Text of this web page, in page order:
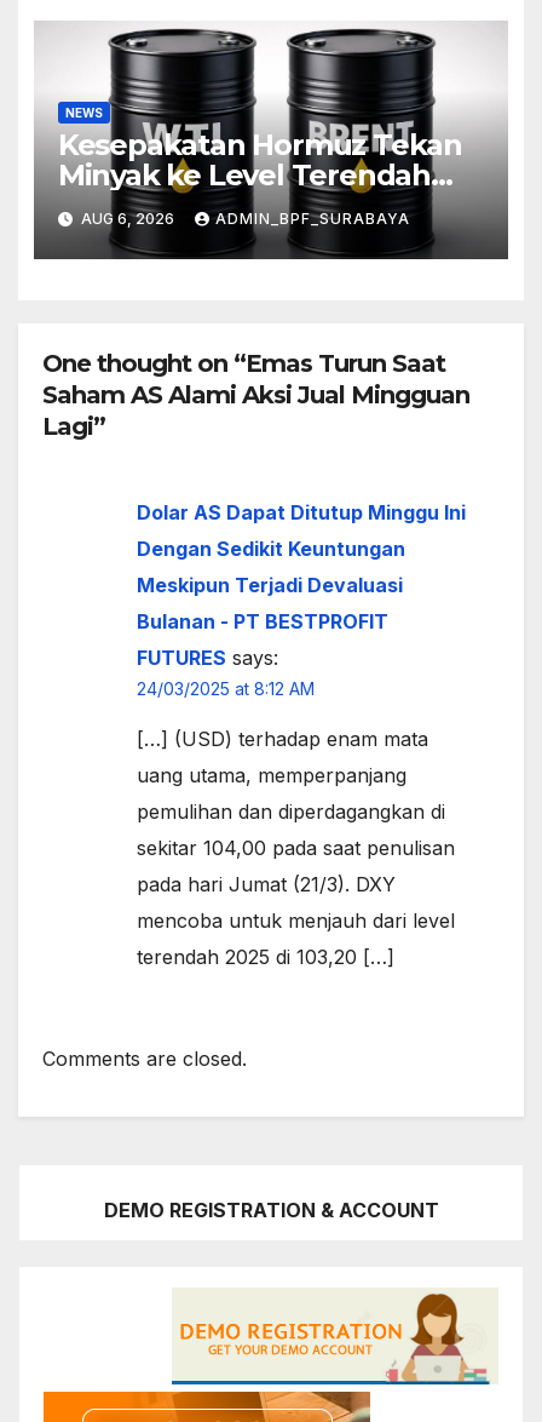
NEWS
Kesepakatan Hormuz Tekan
Minyak ke Level Terendah
Sebulan
AUG 6, 2026 ADMIN_BPF_SURABAYA
One thought on “Emas Turun Saat
Saham AS Alami Aksi Jual Mingguan
Lagi”
Dolar AS Dapat Ditutup Minggu Ini
Dengan Sedikit Keuntungan
Meskipun Terjadi Devaluasi
Bulanan - PT BESTPROFIT
FUTURES says:
24/03/2025 at 8:12 AM
[…] (USD) terhadap enam mata
uang utama, memperpanjang
pemulihan dan diperdagangkan di
sekitar 104,00 pada saat penulisan
pada hari Jumat (21/3). DXY
mencoba untuk menjauh dari level
terendah 2025 di 103,20 […]
Comments are closed.
DEMO REGISTRATION & ACCOUNT